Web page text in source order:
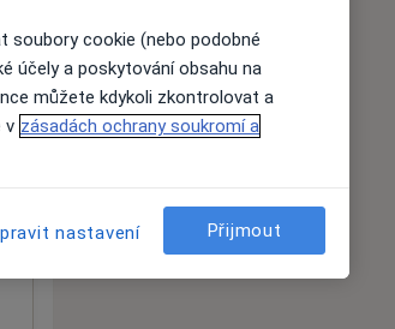
soubory cookie (nebo podobné
účely a poskytování obsahu na
můžete kdykoli zkontrolovat a
v zásadách ochrany soukromí a
nastavení Přijmout